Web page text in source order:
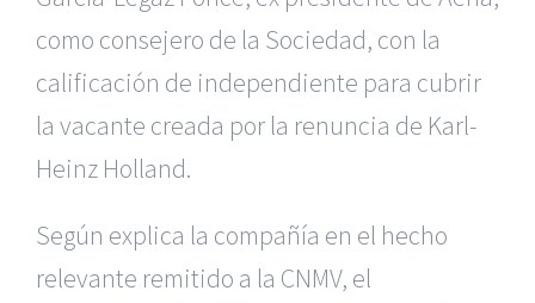
como consejero de la Sociedad, con la
calificación de independiente para cubrir
la vacante creada por la renuncia de Karl-
Heinz Holland.
Según explica la compañía en el hecho
relevante remitido a la CNMV, el